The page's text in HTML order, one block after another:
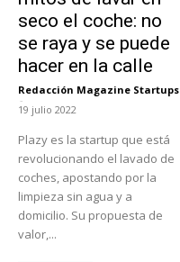
seco el coche: no
se raya y se puede
hacer en la calle
Redacción Magazine Startups
-
19 julio 2022
Plazy es la startup que está
revolucionando el lavado de
coches, apostando por la
limpieza sin agua y a
domicilio. Su propuesta de
valor,...